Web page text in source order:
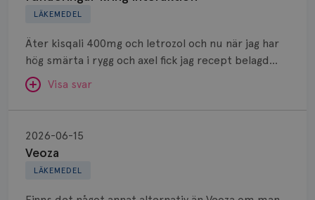
LÄKEMEDEL
Äter kisqali 400mg och letrozol och nu när jag har
hög smärta i rygg och axel fick jag recept belagd
naproxen 500mg som jag ska ta 2gånger om dagen.
Kan jag kombinera dessa mediciner?
Visa svar
SVAR:
Hej. Det går bra att kombinera dessa 3 preparat.
LÄKEMEDEL
Veoza
2026-06-15